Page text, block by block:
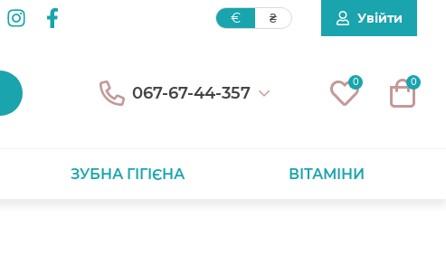
€ ₴ Увійти
067-67-44-357
0 0
ЗУБНА ГІГІЄНА ВІТАМІНИ